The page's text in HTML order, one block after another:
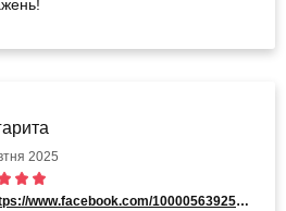
2025
https://www.facebook.com/100005639255515